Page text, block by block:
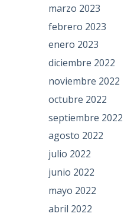
marzo 2023
febrero 2023
enero 2023
diciembre 2022
noviembre 2022
octubre 2022
septiembre 2022
agosto 2022
julio 2022
junio 2022
mayo 2022
abril 2022